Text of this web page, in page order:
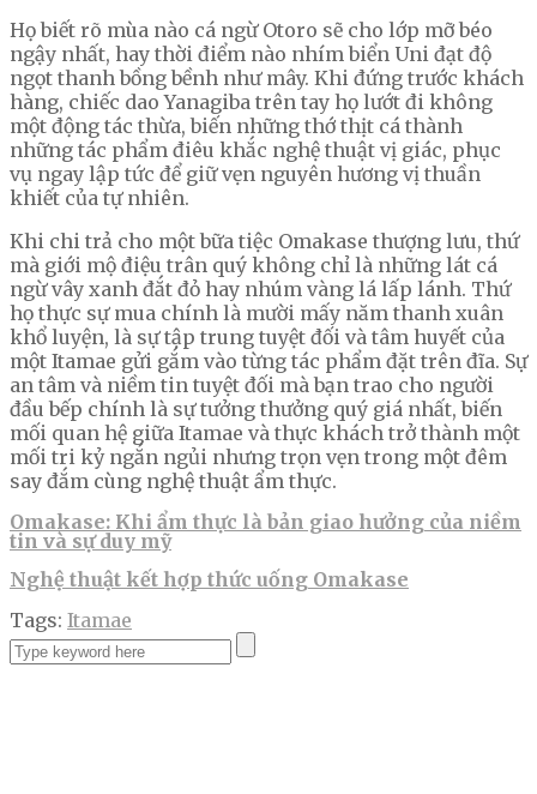
Họ biết rõ mùa nào cá ngừ Otoro sẽ cho lớp mỡ béo
ngậy nhất, hay thời điểm nào nhím biển Uni đạt độ
ngọt thanh bồng bềnh như mây. Khi đứng trước khách
hàng, chiếc dao Yanagiba trên tay họ lướt đi không
một động tác thừa, biến những thớ thịt cá thành
những tác phẩm điêu khắc nghệ thuật vị giác, phục
vụ ngay lập tức để giữ vẹn nguyên hương vị thuần
khiết của tự nhiên.
Khi chi trả cho một bữa tiệc Omakase thượng lưu, thứ
mà giới mộ điệu trân quý không chỉ là những lát cá
ngừ vây xanh đắt đỏ hay nhúm vàng lá lấp lánh. Thứ
họ thực sự mua chính là mười mấy năm thanh xuân
khổ luyện, là sự tập trung tuyệt đối và tâm huyết của
một Itamae gửi gắm vào từng tác phẩm đặt trên đĩa. Sự
an tâm và niềm tin tuyệt đối mà bạn trao cho người
đầu bếp chính là sự tưởng thưởng quý giá nhất, biến
mối quan hệ giữa Itamae và thực khách trở thành một
mối tri kỷ ngắn ngủi nhưng trọn vẹn trong một đêm
say đắm cùng nghệ thuật ẩm thực.
Omakase: Khi ẩm thực là bản giao hưởng của niềm
tin và sự duy mỹ
Nghệ thuật kết hợp thức uống Omakase
Tags: Itamae